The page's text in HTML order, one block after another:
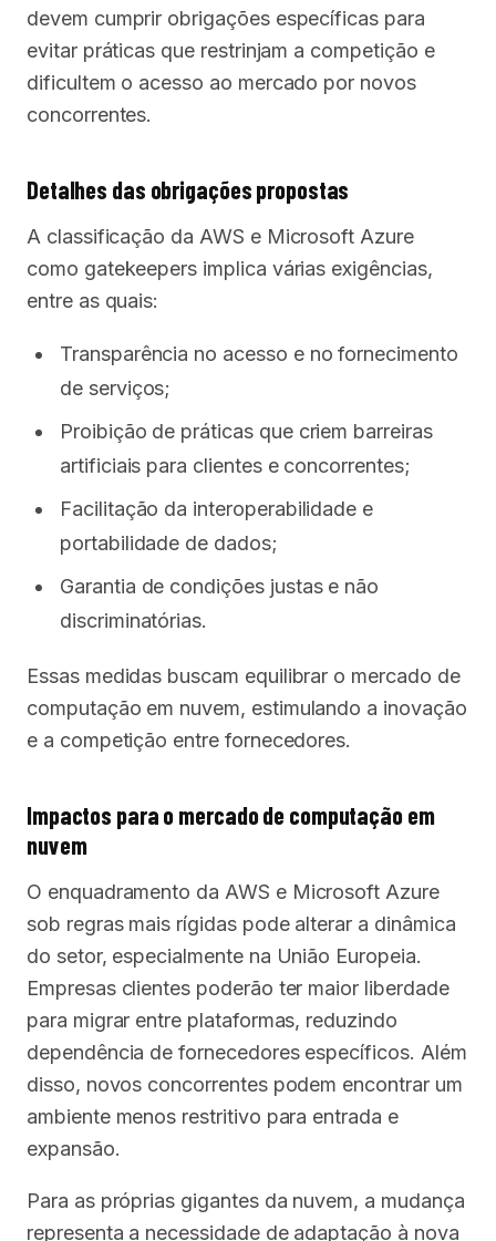
devem cumprir obrigações específicas para
evitar práticas que restrinjam a competição e
dificultem o acesso ao mercado por novos
concorrentes.
Detalhes das obrigações propostas
A classificação da AWS e Microsoft Azure
como gatekeepers implica várias exigências,
entre as quais:
Transparência no acesso e no fornecimento
de serviços;
Proibição de práticas que criem barreiras
artificiais para clientes e concorrentes;
Facilitação da interoperabilidade e
portabilidade de dados;
Garantia de condições justas e não
discriminatórias.
Essas medidas buscam equilibrar o mercado de
computação em nuvem, estimulando a inovação
e a competição entre fornecedores.
Impactos para o mercado de computação em
nuvem
O enquadramento da AWS e Microsoft Azure
sob regras mais rígidas pode alterar a dinâmica
do setor, especialmente na União Europeia.
Empresas clientes poderão ter maior liberdade
para migrar entre plataformas, reduzindo
dependência de fornecedores específicos. Além
disso, novos concorrentes podem encontrar um
ambiente menos restritivo para entrada e
expansão.
Para as próprias gigantes da nuvem, a mudança
representa a necessidade de adaptação à nova